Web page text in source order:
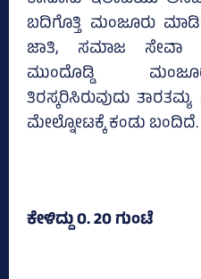
ಬದಿಗೊತ್ತಿ ಮಂಜೂರು
ಜಾತಿ, ಸಮಾಜ ಸೇವಾ
ಮುಂದೊಡ್ಡಿ
ತಿರಸ್ಕರಿಸಿರುವುದು
ಮೇಲ್ನೋಟಕ್ಕೆ ಕಂಡು ಬಂದಿದೆ.
ಕೇಳಿದ್ದು 0. 20 ಗುಂಟೆ